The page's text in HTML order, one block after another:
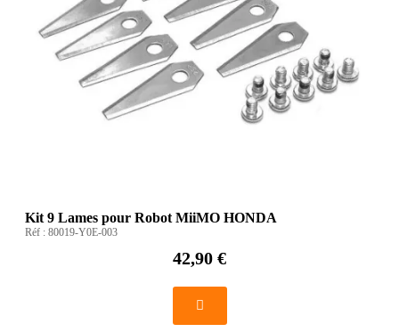
Kit 9 Lames pour Robot MiiMO HONDA
Réf : 80019-Y0E-003
42,90 €